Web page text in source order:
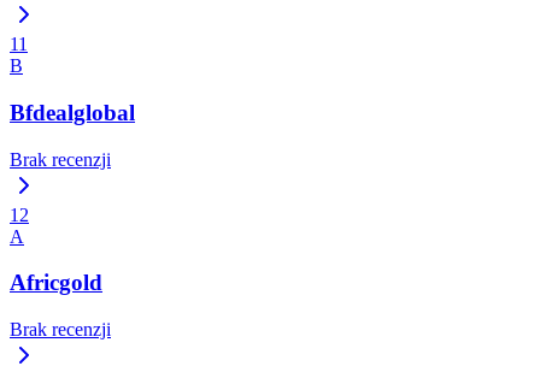
11
B
Bfdealglobal
Brak recenzji
12
A
Africgold
Brak recenzji